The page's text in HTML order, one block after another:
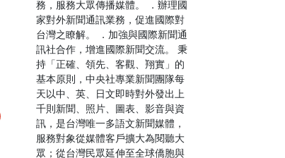
務，服務大眾傳播媒體。 ．辦理國
家對外新聞通訊業務，促進國際對
台灣之瞭解。 ．加強與國際新聞通
訊社合作，增進國際新聞交流。 秉
持「正確、領先、客觀、翔實」的
基本原則，中央社專業新聞團隊每
天以中、英、日文即時對外發出上
千則新聞、照片、圖表、影音與資
訊，是台灣唯一多語文新聞媒體，
服務對象從媒體客戶擴大為閱聽大
眾；從台灣民眾延伸至全球僑胞與